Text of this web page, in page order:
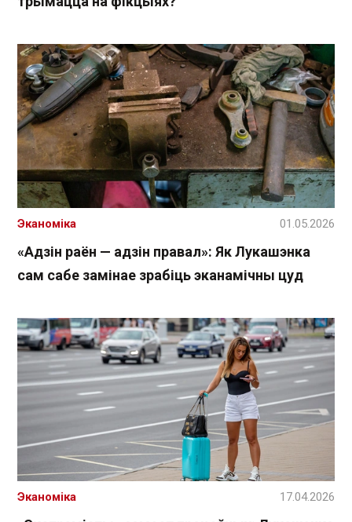
«Адзін раён — адзін правал»: Як Лукашэнка
сам сабе замінае зрабіць эканамічны цуд
Эканоміка 01.05.2026
Эканоміка 17.04.2026